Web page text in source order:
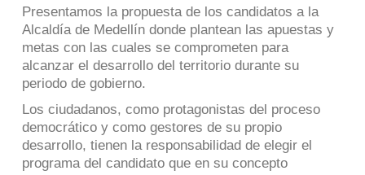
Presentamos la propuesta de los candidatos a la
Alcaldía de Medellín donde plantean las apuestas y
metas con las cuales se comprometen para
alcanzar el desarrollo del territorio durante su
periodo de gobierno.
Los ciudadanos, como protagonistas del proceso
democrático y como gestores de su propio
desarrollo, tienen la responsabilidad de elegir el
programa del candidato que en su concepto